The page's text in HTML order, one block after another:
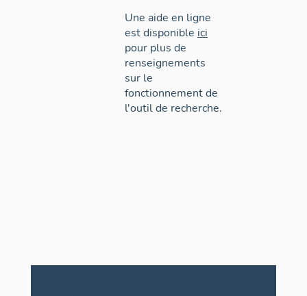
Une aide en ligne
est disponible ici
pour plus de
renseignements
sur le
fonctionnement de
l'outil de recherche.